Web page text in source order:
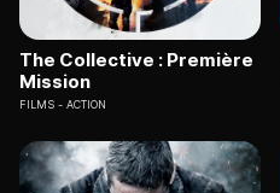
The Collective : Première
Mission
FILMS ACTION